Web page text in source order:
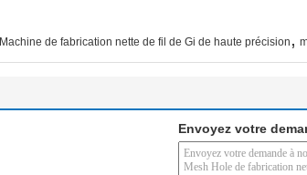
Machine de fabrication nette de fil de Gi de haute précision ,
Envoyez votre